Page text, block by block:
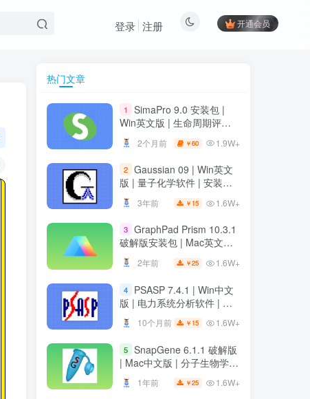
开通会员
登录 注册
热门文章
1
SimaPro 9.0 安装包 |
Win英文版 | 生命周期评估
软件 | 安装教程
2个月前 ￥60 1.9W+
2 Gaussian 09 | Win英文
版 | 量子化学软件 | 安装教
程
3年前 ￥ 15 1.6W+
3 GraphPad Prism 10.3.1
破解版安装包 | Mac英文版 |
科研绘图软件 | 安装教程
2年前 ￥25 1.6W+
4
PSASP 7.4.1 | Win中文
版 | 电力系统分析软件 | 安
装教程
10个月前 ￥ 15 1.6W+
5 SnapGene 6.1.1 破解版
| Mac中文版 | 分子生物学软
件 | 安装教程 | 一键安装版
1年前 ￥25 1.6W+
热门文章
1
SimaPro 9.0 安装包 |
Win英文版 | 生命周期评估
软件 | 安装教程
2个月前 ￥60 1.9W+
2 Gaussian 09 | Win英文
版 | 量子化学软件 | 安装教
3年前 ￥15 1.6W+
3 GraphPad Prism 10.3.1
破解版安装包 | Mac英文版 |
科研绘图软件 | 安装教程
2年前 ￥25 1.6W+
4
PSASP 7.4.1 | Win中文
版 | 电力系统分析软件 | 安
装教程
10个月前 ￥15 1.6W+
5
SnapGene 6.1.1 破解版
| Mac中文版 | 分子生物学软
件 | 安装教程 | 一键安装版
1年前 ￥25 1.6W+